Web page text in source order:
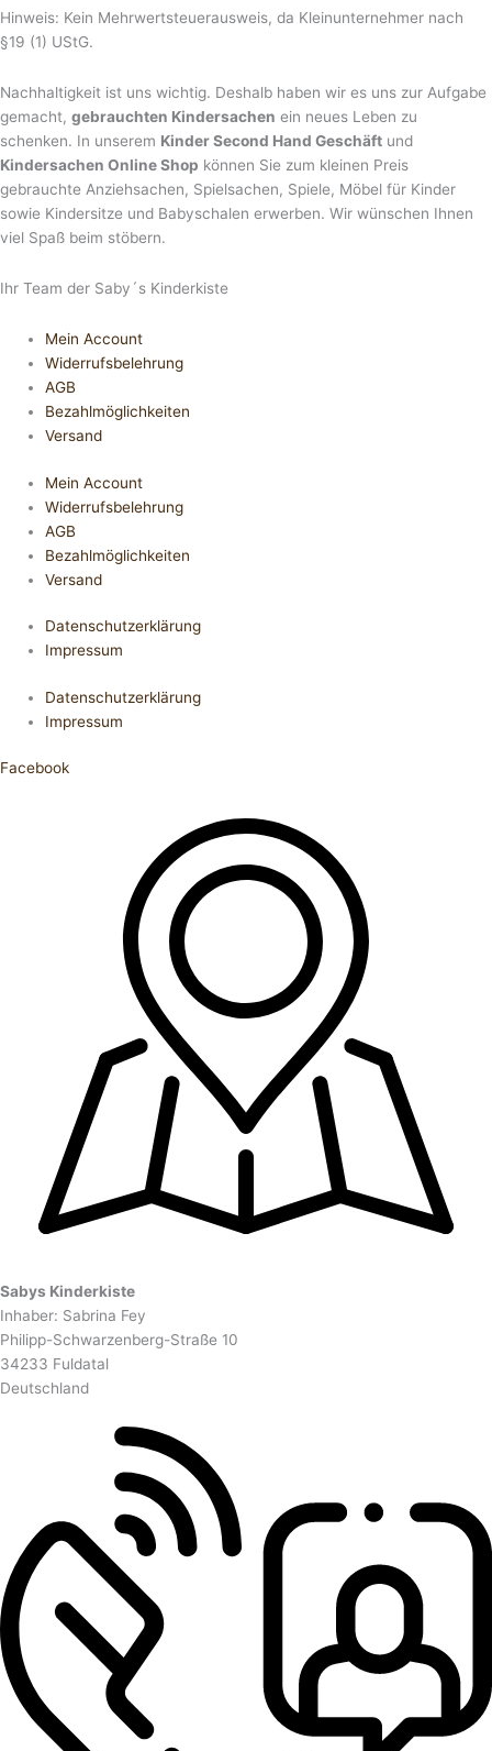
Hinweis: Kein Mehrwertsteuerausweis, da Kleinunternehmer nach
§19 (1) UStG.
Nachhaltigkeit ist uns wichtig. Deshalb haben wir es uns zur Aufgabe
gemacht, gebrauchten Kindersachen ein neues Leben zu
schenken. In unserem Kinder Second Hand Geschäft und
Kindersachen Online Shop können Sie zum kleinen Preis
gebrauchte Anziehsachen, Spiel­sachen, Spiele, Möbel für Kinder
sowie Kindersitze und Babyschalen erwerben. Wir wünschen Ihnen
viel Spaß beim stöbern.
Ihr Team der Saby´s Kinderkiste
Mein Account
Widerrufsbelehrung
AGB
Bezahlmöglichkeiten
Versand
Mein Account
Widerrufsbelehrung
AGB
Bezahlmöglichkeiten
Versand
Datenschutzerklärung
Impressum
Datenschutzerklärung
Impressum
Facebook
Sabys Kinderkiste
Inhaber: Sabrina Fey
Philipp-Schwarzenberg-Straße 10
34233 Fuldatal
Deutschland